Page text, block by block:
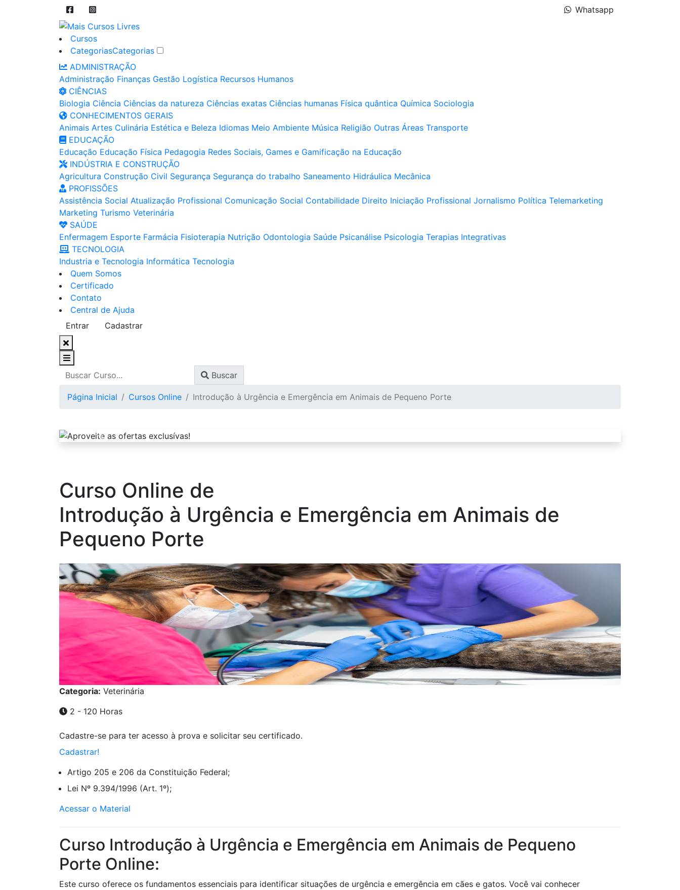
Whatsapp
Cursos
CategoriasCategorias
ADMINISTRAÇÃO
Administração Finanças Gestão Logística Recursos Humanos
CIÊNCIAS
Biologia Ciência Ciências da natureza Ciências exatas Ciências humanas Física quântica Química Sociologia
CONHECIMENTOS GERAIS
Animais Artes Culinária Estética e Beleza Idiomas Meio Ambiente Música Religião Outras Áreas Transporte
EDUCAÇÃO
Educação Educação Física Pedagogia Redes Sociais, Games e Gamificação na Educação
INDÚSTRIA E CONSTRUÇÃO
Agricultura Construção Civil Segurança Segurança do trabalho Saneamento Hidráulica Mecânica
PROFISSÕES
Assistência Social Atualização Profissional Comunicação Social Contabilidade Direito Iniciação Profissional Jornalismo Política Telemarketing
Marketing Turismo Veterinária
SAÚDE
Enfermagem Esporte Farmácia Fisioterapia Nutrição Odontologia Saúde Psicanálise Psicologia Terapias Integrativas
TECNOLOGIA
Industria e Tecnologia Informática Tecnologia
Quem Somos
Certificado
Contato
Central de Ajuda
Entrar
Cadastrar
Buscar
Página Inicial Cursos Online Introdução à Urgência e Emergência em Animais de Pequeno Porte
Curso Online de
Introdução à Urgência e Emergência em Animais de
Pequeno Porte
Categoria: Veterinária
2 - 120 Horas
Cadastre-se para ter acesso à prova e solicitar seu certificado.
Cadastrar!
Artigo 205 e 206 da Constituição Federal;
Lei Nº 9.394/1996 (Art. 1º);
Acessar o Material
Curso Introdução à Urgência e Emergência em Animais de Pequeno
Porte Online:
Este curso oferece os fundamentos essenciais para identificar situações de urgência e emergência em cães e gatos. Você vai conhecer